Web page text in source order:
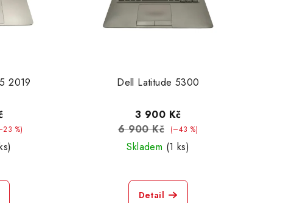
2019
%)
Dell Latitude 5300
3 900 Kč
6 900 Kč
(–43 %)
Skladem (1 ks)
Detail